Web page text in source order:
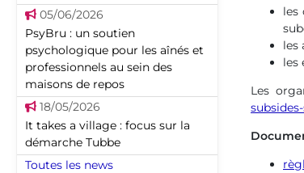
05/06/2026
PsyBru : un soutien
psychologique pour les aînés et
professionnels au sein des
maisons de repos
18/05/2026
It takes a village : focus sur la
démarche Tubbe
Toutes les news
les
les
les
Les